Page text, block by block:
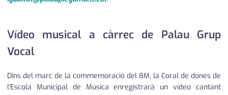
Vídeo musical a càrrec de Palau Grup
Vocal
Dins del marc de la commemoració del 8M, la Coral de dones de
l'Escola Municipal de Música enregistrarà un vídeo cantant